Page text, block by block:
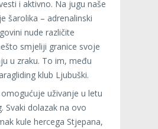
i aktivno. Na jugu naše
šarolika – adrenalinski
nude različite
smjeliji granice svoje
u zraku. To im, među
klub Ljubuški.
uživanje u letu
Svaki dolazak na ovo
kule hercega Stjepana,